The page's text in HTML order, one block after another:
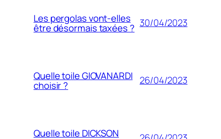
Les pergolas vont-elles
être désormais taxées ? 30/04/2023
Quelle toile GIOVANARDI
choisir ? 26/04/2023
Quelle toile DICKSON